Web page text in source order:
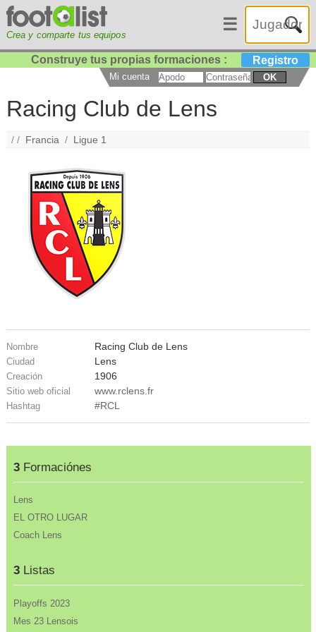
Crea y comparte tus equipos
☰
Construye tus propias formaciones : Registro
Mi cuenta OK
Racing Club de Lens
/ / Francia / Ligue 1
Nombre Racing Club de Lens
Ciudad Lens
Creación 1906
Sitio web oficial www.rclens.fr
Hashtag #RCL
3Formaciónes
Lens
EL OTRO LUGAR
Coach Lens
3Listas
Playoffs 2023
Mes 23 Lensois